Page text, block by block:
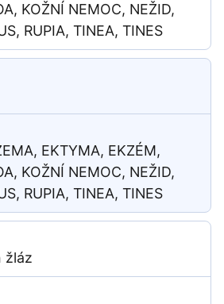
KOŽNÍ NEMOC, NEŽID,
RUPIA, TINEA, TINES
EKTYMA, EKZÉM,
KOŽNÍ NEMOC, NEŽID,
RUPIA, TINEA, TINES
žláz